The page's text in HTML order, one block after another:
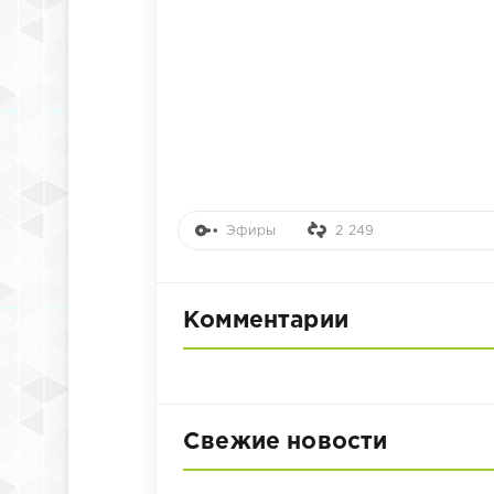
Эфиры 2 249
Комментарии
Свежие новости